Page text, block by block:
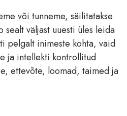
või tunneme, säilitatakse
sealt väljast uuesti üles leida
pelgalt inimeste kohta, vaid
ja intellekti kontrollitud
ettevõte, loomad, taimed ja